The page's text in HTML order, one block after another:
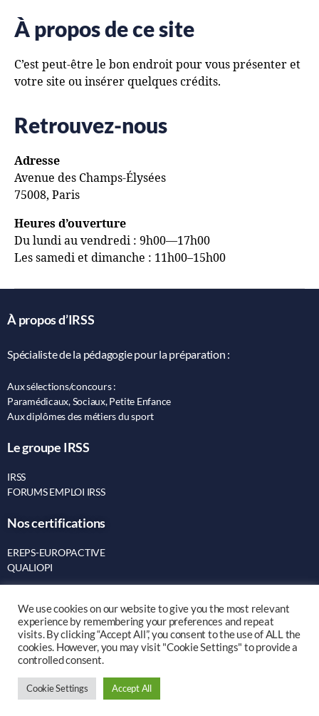
À propos de ce site
C’est peut-être le bon endroit pour vous présenter et
votre site ou insérer quelques crédits.
Retrouvez-nous
Adresse
Avenue des Champs-Élysées
75008, Paris
Heures d’ouverture
Du lundi au vendredi : 9h00—17h00
Les samedi et dimanche : 11h00–15h00
À propos d’IRSS
Spécialiste de la pédagogie pour la préparation :
Aux sélections/concours :
Paramédicaux, Sociaux, Petite Enfance
Aux diplômes des métiers du sport
Le groupe IRSS
IRSS
FORUMS EMPLOI IRSS
Nos certifications
EREPS-EUROPACTIVE
QUALIOPI
44200 Nantes
Tél : 02 41 62 19 97
We use cookies on our website to give you the most relevant
experience by remembering your preferences and repeat
visits. By clicking “Accept All”, you consent to the use of ALL the
cookies. However, you may visit "Cookie Settings" to provide a
controlled consent.
Cookie Settings Accept All